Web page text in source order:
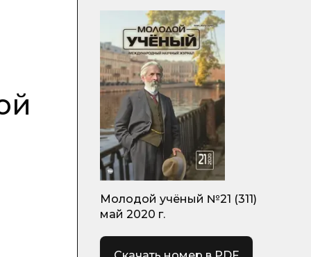
Молодой учёный №21 (311)
май 2020 г.